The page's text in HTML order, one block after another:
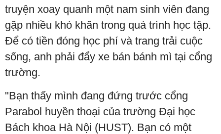
truyện xoay quanh một nam sinh viên đang
gặp nhiều khó khăn trong quá trình học tập.
Để có tiền đóng học phí và trang trải cuộc
sống, anh phải đẩy xe bán bánh mì tại cổng
trường.
"Bạn thấy mình đang đứng trước cổng
Parabol huyền thoại của trường Đại học
Bách khoa Hà Nội (HUST). Bạn có một